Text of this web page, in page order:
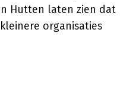
Hutten laten zien dat
organisaties